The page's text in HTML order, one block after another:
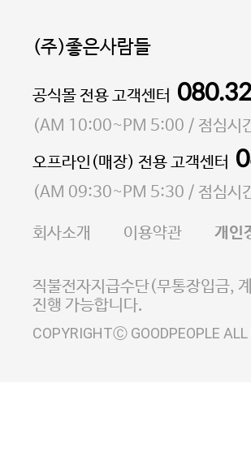
(주)좋은사람들
대표 이성현,박영환| 개인정보관
소재지 서울특별시 마포구 마포
통신판매업 신고번호 2023-서
사업자등록번호 105-81-
E-MAIL
사업자정보확인
이니시
공식몰 전용 고객센터
(AM 10:00~PM 5:00 / 점심시
오프라인(매장) 전용 고객센터
(AM 09:30~PM 5:30 / 점심시
회사소개 이용약관 개인
직불전자지급수단(무통장입금,
진행 가능합니다.
COPYRIGHTⒸ GOODPEOPLE